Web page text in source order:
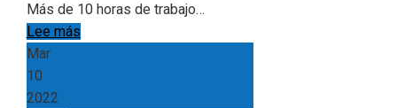
Más de 10 horas de trabajo…
Lee más
Mar
10
2022